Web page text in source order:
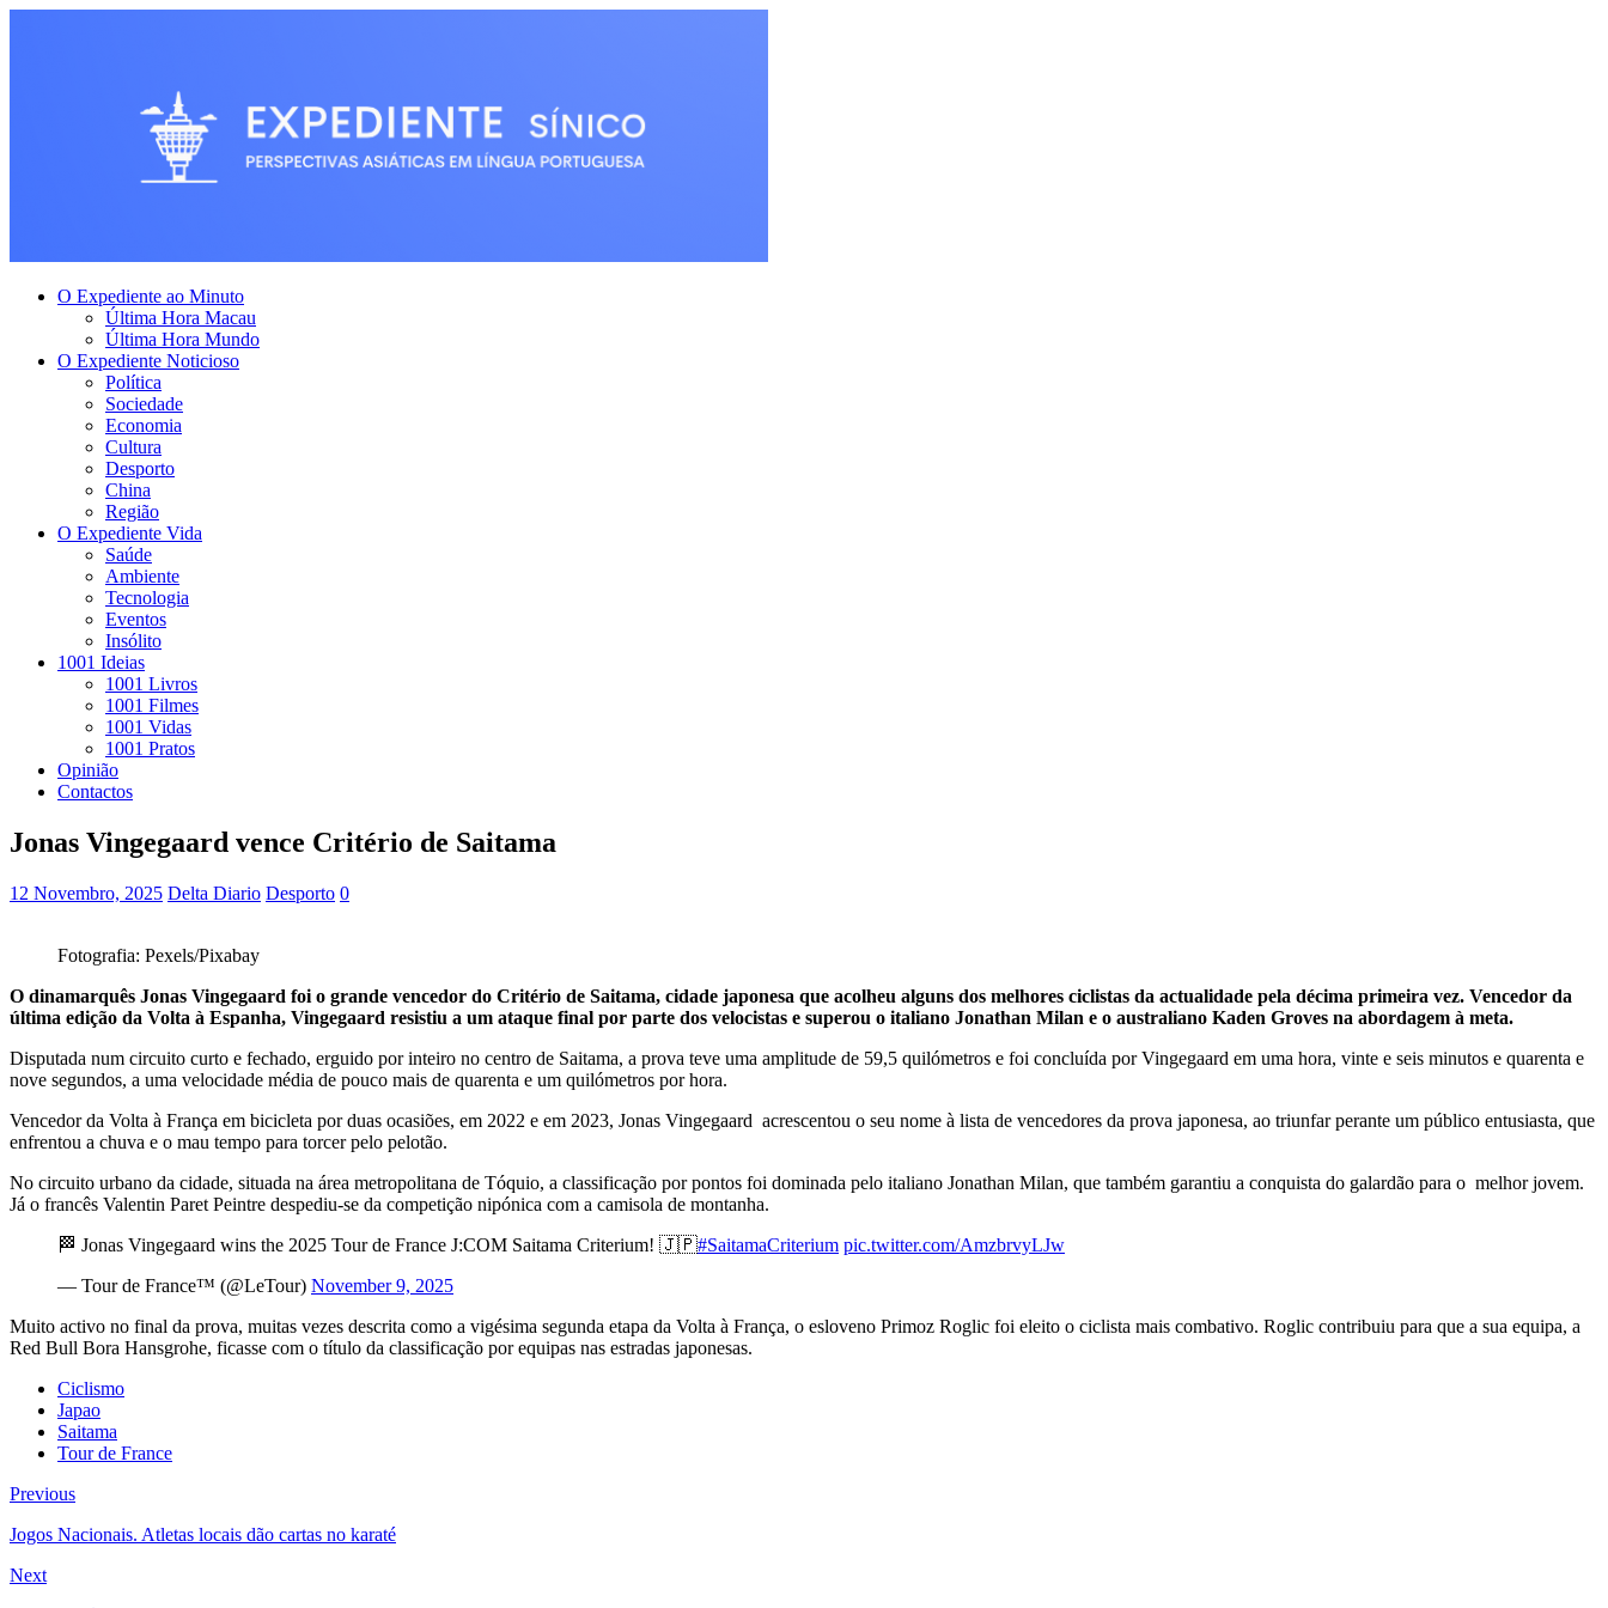
O Expediente ao Minuto
Última Hora Macau
Última Hora Mundo
O Expediente Noticioso
Política
Sociedade
Economia
Cultura
Desporto
China
Região
O Expediente Vida
Saúde
Ambiente
Tecnologia
Eventos
Insólito
1001 Ideias
1001 Livros
1001 Filmes
1001 Vidas
1001 Pratos
Opinião
Contactos
Jonas Vingegaard vence Critério de Saitama
12 Novembro, 2025 Delta Diario Desporto 0
Fotografia: Pexels/Pixabay
O dinamarquês Jonas Vingegaard foi o grande vencedor do Critério de Saitama, cidade japonesa que acolheu alguns dos melhores ciclistas da actualidade pela décima primeira vez. Vencedor da
última edição da Volta à Espanha, Vingegaard resistiu a um ataque final por parte dos velocistas e superou o italiano Jonathan Milan e o australiano Kaden Groves na abordagem à meta.
Disputada num circuito curto e fechado, erguido por inteiro no centro de Saitama, a prova teve uma amplitude de 59,5 quilómetros e foi concluída por Vingegaard em uma hora, vinte e seis minutos e quarenta e
nove segundos, a uma velocidade média de pouco mais de quarenta e um quilómetros por hora.
Vencedor da Volta à França em bicicleta por duas ocasiões, em 2022 e em 2023, Jonas Vingegaard acrescentou o seu nome à lista de vencedores da prova japonesa, ao triunfar perante um público entusiasta, que
enfrentou a chuva e o mau tempo para torcer pelo pelotão.
No circuito urbano da cidade, situada na área metropolitana de Tóquio, a classificação por pontos foi dominada pelo italiano Jonathan Milan, que também garantiu a conquista do galardão para o melhor jovem.
Já o francês Valentin Paret Peintre despediu-se da competição nipónica com a camisola de montanha.
🏁 Jonas Vingegaard wins the 2025 Tour de France J:COM Saitama Criterium! 🇯🇵#SaitamaCriterium pic.twitter.com/AmzbrvyLJw
— Tour de France™ (@LeTour) November 9, 2025
Muito activo no final da prova, muitas vezes descrita como a vigésima segunda etapa da Volta à França, o esloveno Primoz Roglic foi eleito o ciclista mais combativo. Roglic contribuiu para que a sua equipa, a
Red Bull Bora Hansgrohe, ficasse com o título da classificação por equipas nas estradas japonesas.
Ciclismo
Japao
Saitama
Tour de France
Previous
Jogos Nacionais. Atletas locais dão cartas no karaté
Next